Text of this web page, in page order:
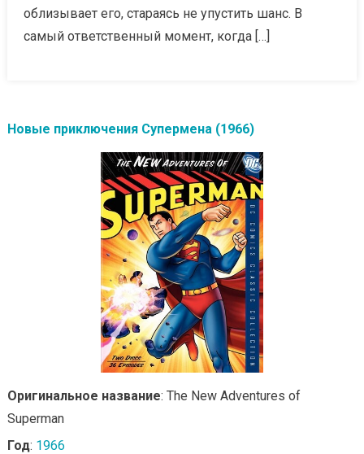
облизывает его, стараясь не упустить шанс. В
самый ответственный момент, когда […]
Новые приключения Супермена (1966)
Оригинальное название: The New Adventures of
Superman
Год: 1966